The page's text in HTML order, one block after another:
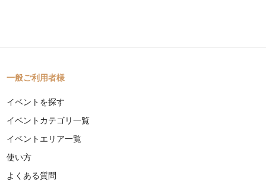
一般ご利用者様
イベントを探す
イベントカテゴリ一覧
イベントエリア一覧
使い方
よくある質問